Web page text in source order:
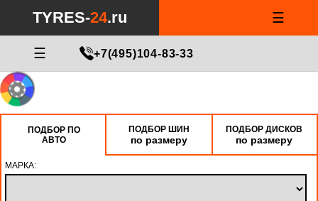
TYRES-24.ru ☰
☰ +7(495)104-83-33
ПОДБОР ПО
АВТО
ПОДБОР ШИН
по размеру
ПОДБОР ДИСКОВ
по размеру
МАРКА: